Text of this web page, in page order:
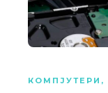
КОМПЈУТЕРИ ,